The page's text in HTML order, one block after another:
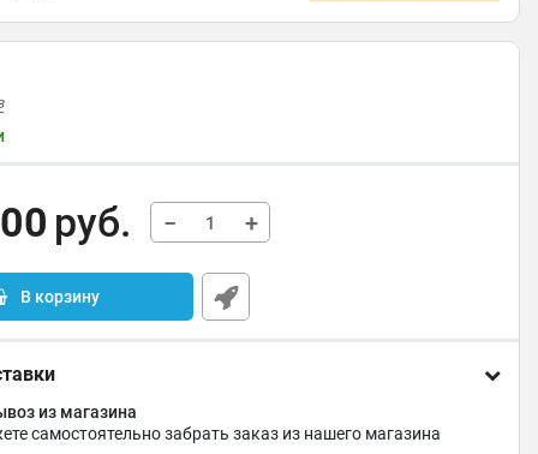
руб. − +
В корзину
из магазина
самостоятельно забрать заказ из нашего магазина